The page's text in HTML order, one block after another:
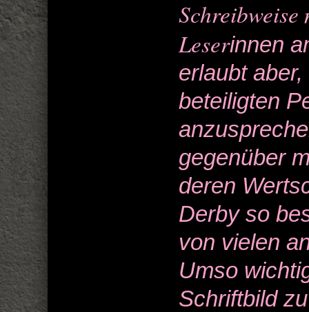
Schreibweise
Leserinnen
erlaubt
beteiligten
gegenüber
deren
Derby so
von vielen
Umso
Schriftbild